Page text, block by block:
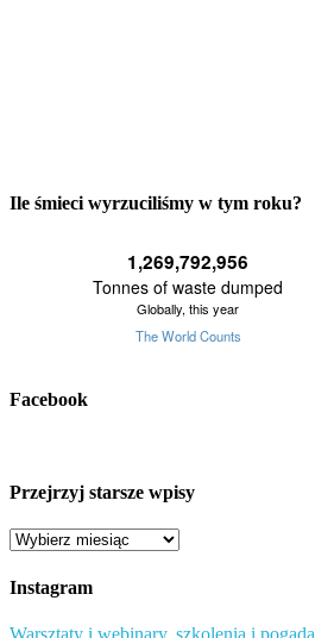
Ile śmieci wyrzuciliśmy w tym roku?
Facebook
Przejrzyj starsze wpisy
Przejrzyj
wpisy
Instagram
Warsztaty i webinary, szkolenia i